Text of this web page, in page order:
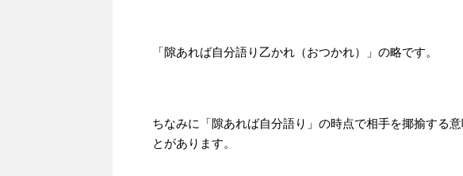
「隙あれば自分語り乙かれ（おつかれ）」の略です。
ちなみに「隙あれば自分語り」の時点で相手を揶揄する
とがあります。